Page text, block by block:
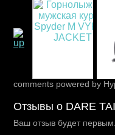
comments powered by
Отзывы о DARE
Ваш отзыв будет первым.